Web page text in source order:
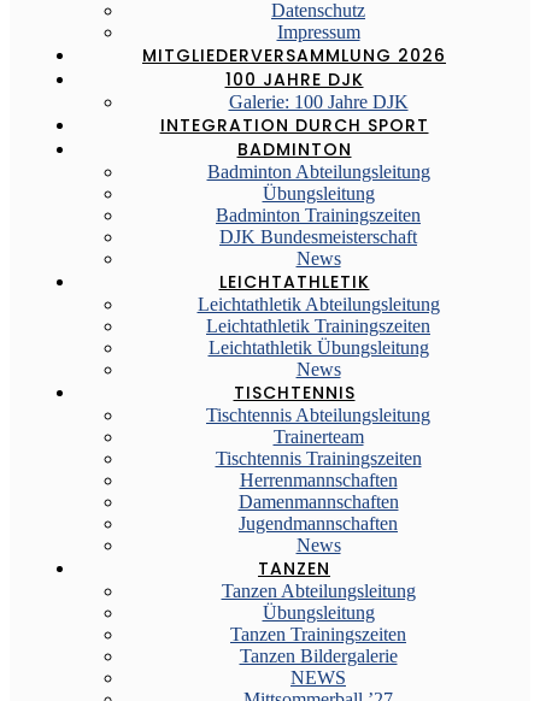
Datenschutz
Impressum
MITGLIEDERVERSAMMLUNG 2026
100 JAHRE DJK
Galerie: 100 Jahre DJK
INTEGRATION DURCH SPORT
BADMINTON
Badminton Abteilungsleitung
Übungsleitung
Badminton Trainingszeiten
DJK Bundesmeisterschaft
News
LEICHTATHLETIK
Leichtathletik Abteilungsleitung
Leichtathletik Trainingszeiten
Leichtathletik Übungsleitung
News
TISCHTENNIS
Tischtennis Abteilungsleitung
Trainerteam
Tischtennis Trainingszeiten
Herrenmannschaften
Damenmannschaften
Jugendmannschaften
News
TANZEN
Tanzen Abteilungsleitung
Übungsleitung
Tanzen Trainingszeiten
Tanzen Bildergalerie
NEWS